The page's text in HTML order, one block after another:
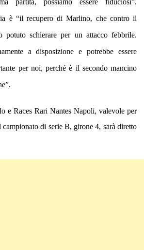
partita, possiamo essere fiduciosi”.
è “il recupero di Marlino, che contro il
potuto schierare per un attacco febbrile.
a disposizione e potrebbe essere
per noi, perché è il secondo mancino
e Races Rari Nantes Napoli, valevole per
campionato di serie B, girone 4, sarà diretto